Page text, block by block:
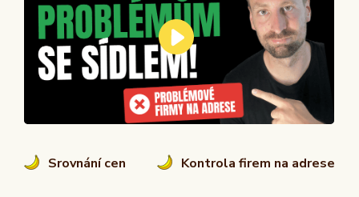
Srovnání cen Kontrola firem na adrese